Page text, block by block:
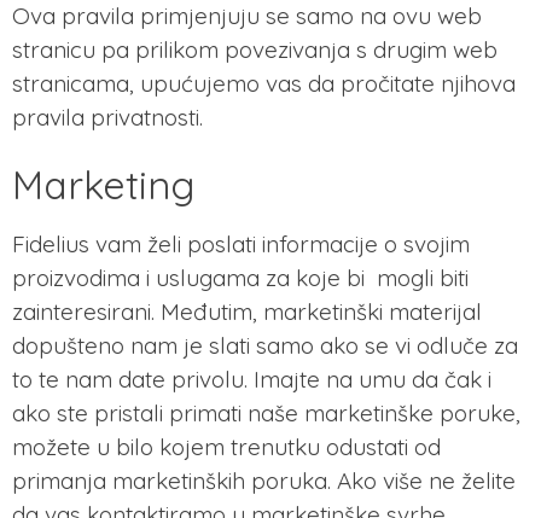
Ova pravila primjenjuju se samo na ovu web
stranicu pa prilikom povezivanja s drugim web
stranicama, upućujemo vas da pročitate njihova
pravila privatnosti.
Marketing
Fidelius vam želi poslati informacije o svojim
proizvodima i uslugama za koje bi mogli biti
zainteresirani. Međutim, marketinški materijal
dopušteno nam je slati samo ako se vi odluče za
to te nam date privolu. Imajte na umu da čak i
ako ste pristali primati naše marketinške poruke,
možete u bilo kojem trenutku odustati od
primanja marketinških poruka. Ako više ne želite